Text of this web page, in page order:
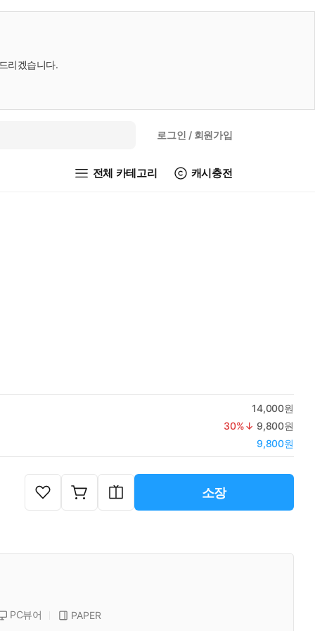
리겠습니다.
로그인 / 회원가입
전체 카테고리 캐시충전
14,000원
30%↓ 9,800원
9,800원
소장
PC뷰어 PAPER